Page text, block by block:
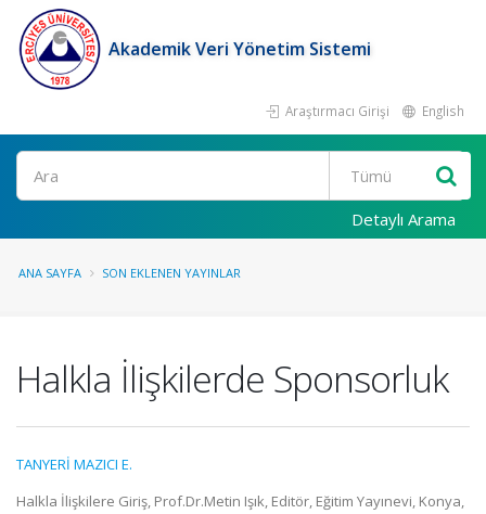
Akademik Veri Yönetim Sistemi
Araştırmacı Girişi English
Ara
Detaylı Arama
ANA SAYFA SON EKLENEN YAYINLAR
Halkla İlişkilerde Sponsorluk
TANYERİ MAZICI E.
Halkla İlişkilere Giriş, Prof.Dr.Metin Işık, Editör, Eğitim Yayınevi, Konya,